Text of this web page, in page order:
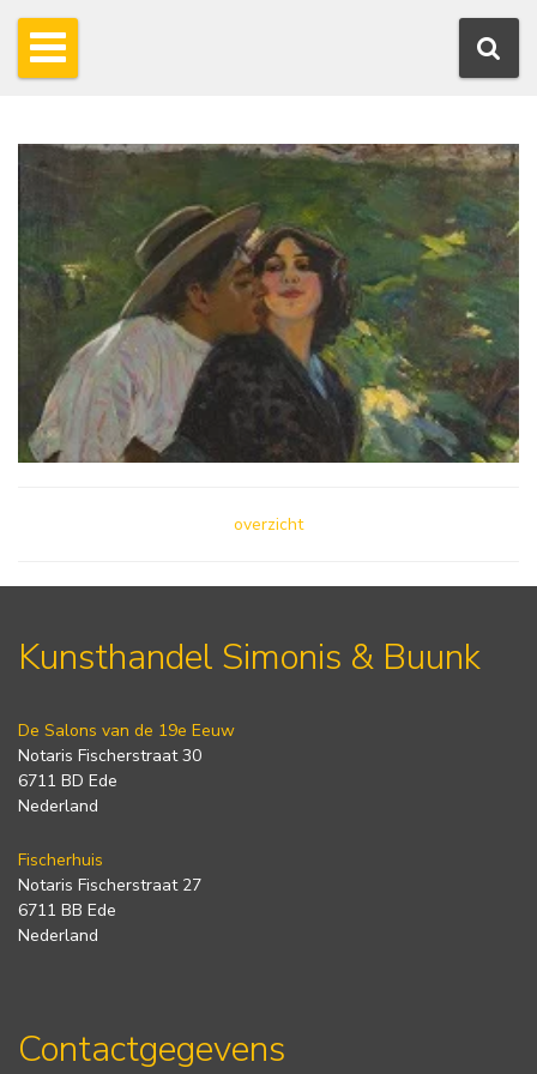
overzicht
Kunsthandel Simonis & Buunk
De Salons van de 19e Eeuw
Notaris Fischerstraat 30
6711 BD Ede
Nederland
Fischerhuis
Notaris Fischerstraat 27
6711 BB Ede
Nederland
Contactgegevens